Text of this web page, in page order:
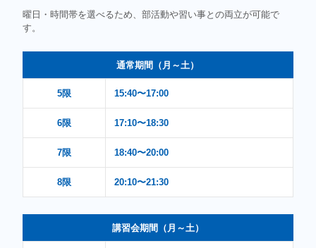
曜日・時間帯を選べるため、部活動や習い事との両立が可能で
す。
通常期間（月～土）
5限 15:40〜17:00
6限 17:10〜18:30
7限 18:40〜20:00
8限 20:10〜21:30
講習会期間（月～土）